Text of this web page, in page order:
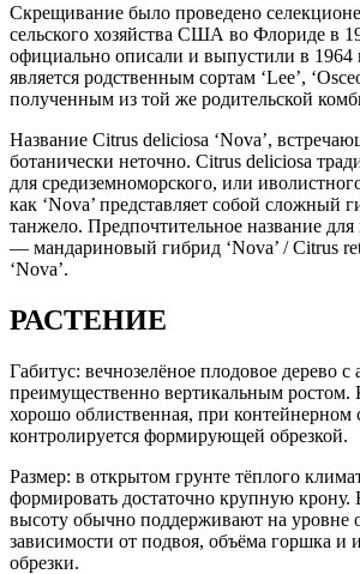
Скрещивание было проведено
сельского хозяйства США во Флориде в
официально описали и выпустили в 1964
является родственным сортам ‘Lee’,
полученным из той же родительской
Название Citrus deliciosa ‘Nova’,
ботанически неточно. Citrus deliciosa
для средиземноморского, или
как ‘Nova’ представляет собой сложный
танжело. Предпочтительное название для
— мандариновый гибрид ‘Nova’ / Citrus
‘Nova’.
РАСТЕНИЕ
Габитус: вечнозелёное плодовое дерево
преимущественно вертикальным ростом.
хорошо облиственная, при контейнерном
контролируется формирующей обрезкой.
Размер: в открытом грунте тёплого
формировать достаточно крупную крону.
высоту обычно поддерживают на уровне
зависимости от подвоя, объёма горшка и
обрезки.